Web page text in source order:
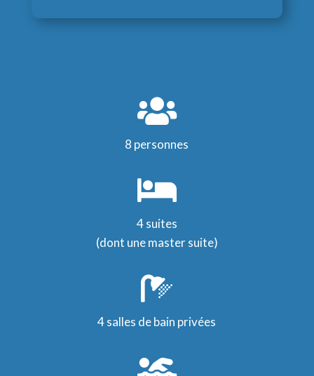

8 personnes

4 suites
(dont une master suite)

4 salles de bain privées
